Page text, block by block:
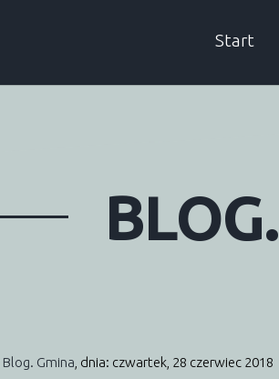
Start
BLOG.
Blog. Gmina dnia: czwartek, 28 czerwiec 2018